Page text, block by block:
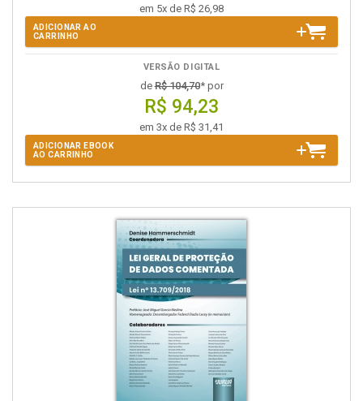
em 5x de R$ 26,98
ADICIONAR AO
CARRINHO
VERSÃO DIGITAL
deR$ 104,70* por
R$ 94,23
em 3x de R$ 31,41
ADICIONAR EBOOK
AO CARRINHO